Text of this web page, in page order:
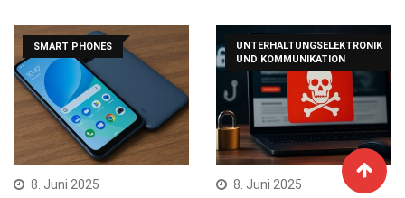
SMART PHONES
8. Juni 2025
UNTERHALTUNGSELEKTRONIK
UND KOMMUNIKATION
8. Juni 2025